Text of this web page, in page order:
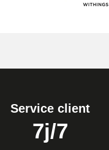
Service client
7j/7